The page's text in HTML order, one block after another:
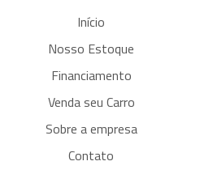
Início
Nosso Estoque
Financiamento
Venda seu Carro
Sobre a empresa
Contato